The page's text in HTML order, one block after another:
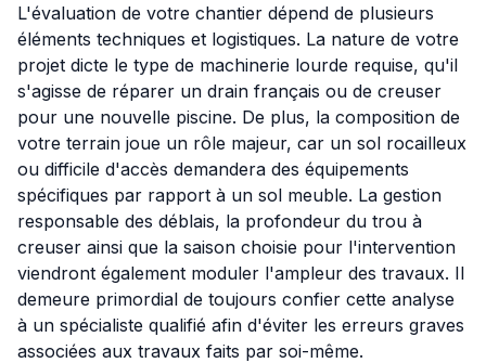
L'évaluation de votre chantier dépend de plusieurs
éléments techniques et logistiques. La nature de votre
projet dicte le type de machinerie lourde requise, qu'il
s'agisse de réparer un drain français ou de creuser
pour une nouvelle piscine. De plus, la composition de
votre terrain joue un rôle majeur, car un sol rocailleux
ou difficile d'accès demandera des équipements
spécifiques par rapport à un sol meuble. La gestion
responsable des déblais, la profondeur du trou à
creuser ainsi que la saison choisie pour l'intervention
viendront également moduler l'ampleur des travaux. Il
demeure primordial de toujours confier cette analyse
à un spécialiste qualifié afin d'éviter les erreurs graves
associées aux travaux faits par soi-même.